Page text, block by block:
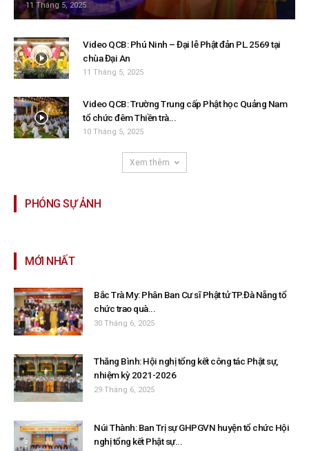
11 Tháng 5, 2025
Video QCB: Phú Ninh – Đại lễ Phật đản PL.2569 tại
chùa Đại An
11 Tháng 5, 2025
Video QCB: Trường Trung cấp Phật học Quảng Nam
tổ chức đêm Thiền trà...
10 Tháng 5, 2025
Xem thêm
PHÓNG SỰ ẢNH
MỚI NHẤT
Bắc Trà My: Phân Ban Cư sĩ Phật tử TP.Đà Nẵng tổ
chức trao quà...
30 Tháng 6, 2025
Thăng Bình: Hội nghị tổng kết công tác Phật sự,
nhiệm kỳ 2021-2026
29 Tháng 6, 2025
Núi Thành: Ban Trị sự GHPGVN huyện tổ chức Hội
nghị tổng kết Phật sự...